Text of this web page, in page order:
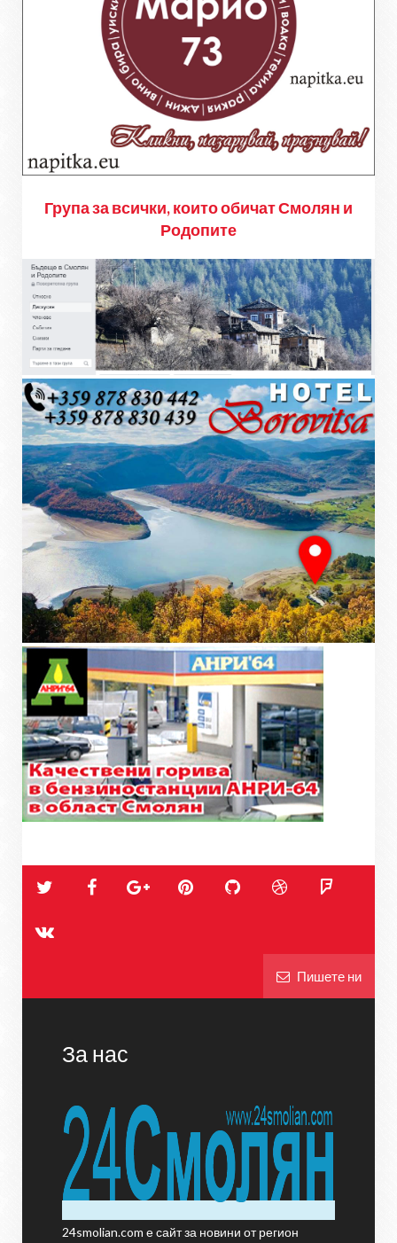
Група за всички, които обичат Смолян и
Родопите
Пишете ни
За нас
24smolian.com е сайт за новини от регион